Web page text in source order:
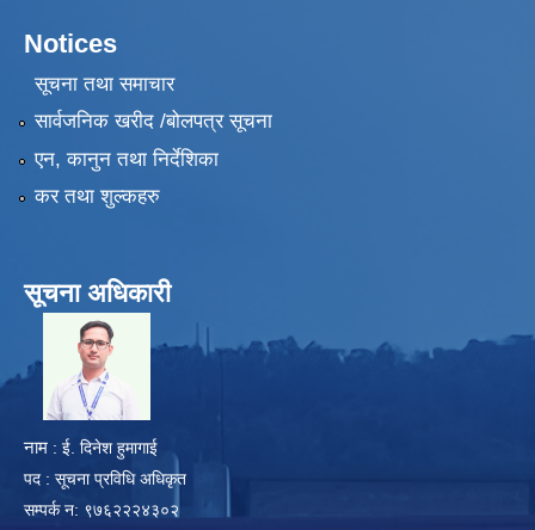
Notices
सूचना तथा समाचार
सार्वजनिक खरीद /बोलपत्र सूचना
एन, कानुन तथा निर्देशिका
कर तथा शुल्कहरु
सूचना अधिकारी
​
नाम : ई. दिनेश हुमागाई
पद : सूचना प्रविधि अधिकृत
सम्पर्क न: ९७६२२२४३०२